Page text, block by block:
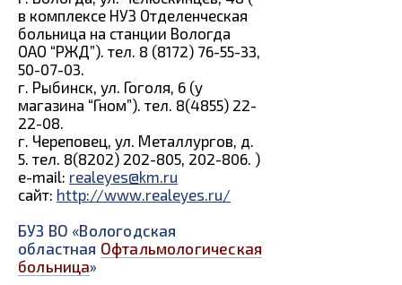
в комплексе НУЗ Отделенческая
больница на станции Вологда
ОАО “РЖД”). тел. 8 (8172) 76-55-33,
50-07-03.
г. Рыбинск, ул. Гоголя, 6 (у
магазина “Гном”). тел. 8(4855) 22-
22-08.
г. Череповец, ул. Металлургов, д.
5. тел. 8(8202) 202-805, 202-806. )
e-mail: realeyes@km.ru
сайт: http://www.realeyes.ru/
БУЗ ВО «Вологодская
областная Офтальмологическая
больница»